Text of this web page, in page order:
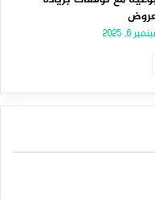
6, 2025